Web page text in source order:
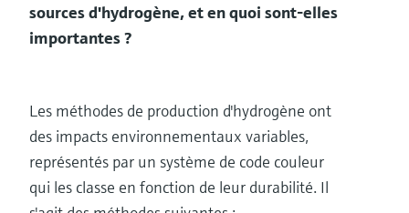
sources d'hydrogène, et en quoi sont-elles
importantes ?
Les méthodes de production d'hydrogène ont
des impacts environnementaux variables,
représentés par un système de code couleur
qui les classe en fonction de leur durabilité. Il